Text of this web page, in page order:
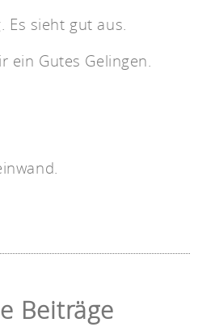
Es sieht gut aus.
ein Gutes Gelingen.
Beiträge